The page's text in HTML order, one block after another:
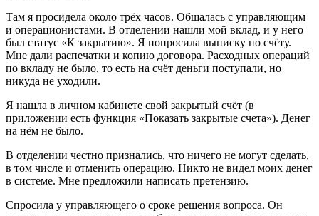
Там я просидела около трёх часов. Общалась с управляющим
и операционистами. В отделении нашли мой вклад, и у него
был статус «К закрытию». Я попросила выписку по счёту.
Мне дали распечатки и копию договора. Расходных операций
по вкладу не было, то есть на счёт деньги поступали, но
никуда не уходили.
Я нашла в личном кабинете свой закрытый счёт (в
приложении есть функция «Показать закрытые счета»). Денег
на нём не было.
В отделении честно признались, что ничего не могут сделать,
в том числе и отменить операцию. Никто не видел моих денег
в системе. Мне предложили написать претензию.
Спросила у управляющего о сроке решения вопроса. Он